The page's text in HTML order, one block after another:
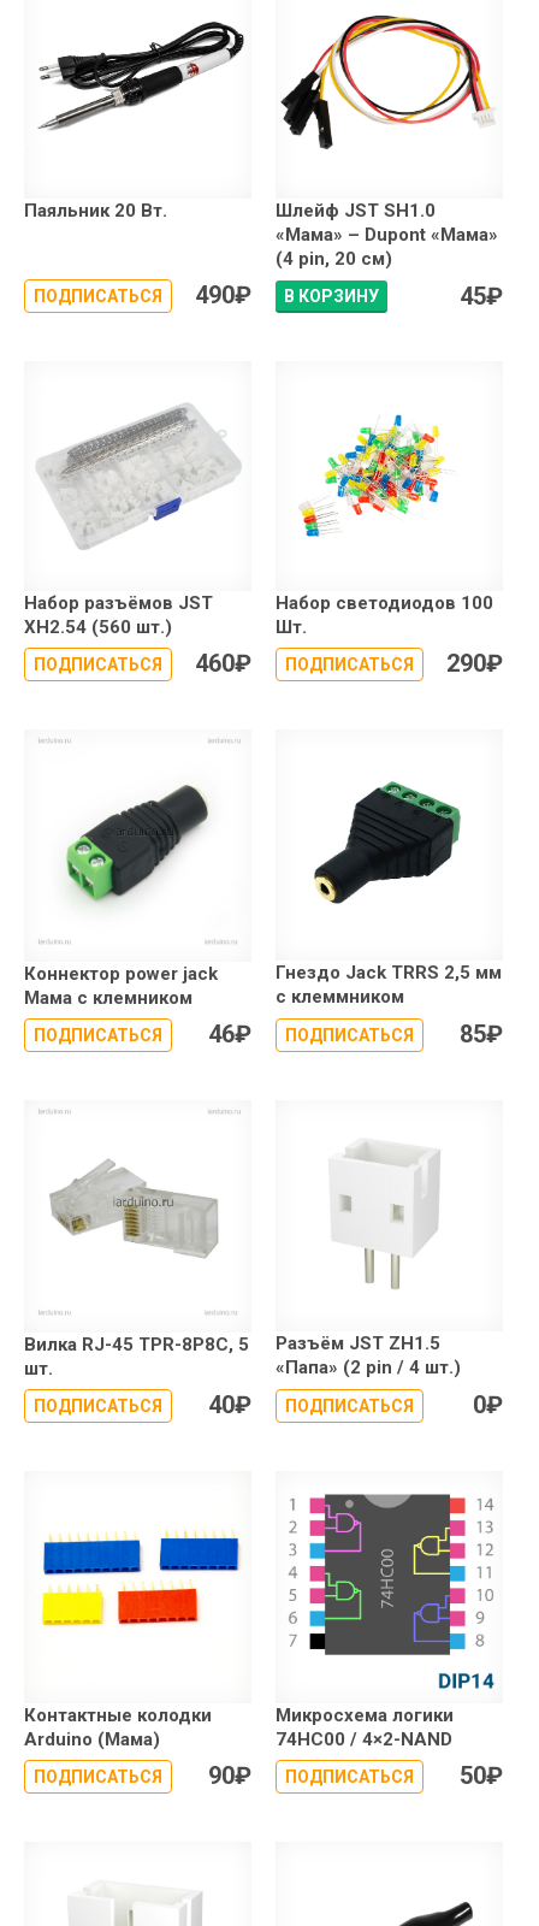
Паяльник 20 Вт.
ПОДПИСАТЬСЯ 490₽
Шлейф JST SH1.0
«Мама» – Dupont «Мама»
(4 pin, 20 см)
В КОРЗИНУ 45₽
Набор разъёмов JST
XH2.54 (560 шт.)
ПОДПИСАТЬСЯ 460₽
Набор светодиодов 100
Шт.
ПОДПИСАТЬСЯ 290₽
Коннектор power jack
Мама с клемником
ПОДПИСАТЬСЯ 46₽
Гнездо Jack TRRS 2,5 мм
с клеммником
ПОДПИСАТЬСЯ 85₽
Вилка RJ-45 TPR-8P8C, 5
шт.
ПОДПИСАТЬСЯ 40₽
Разъём JST ZH1.5
«Папа» (2 pin / 4 шт.)
ПОДПИСАТЬСЯ 0₽
Контактные колодки
Arduino (Мама)
ПОДПИСАТЬСЯ 90₽
Микросхема логики
74HC00 / 4×2-NAND
ПОДПИСАТЬСЯ 50₽